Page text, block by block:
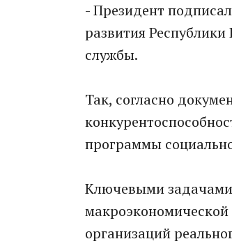
- Президент
развития Республики
службы.
Так, согласно
программы
Ключевыми задачами
организаций